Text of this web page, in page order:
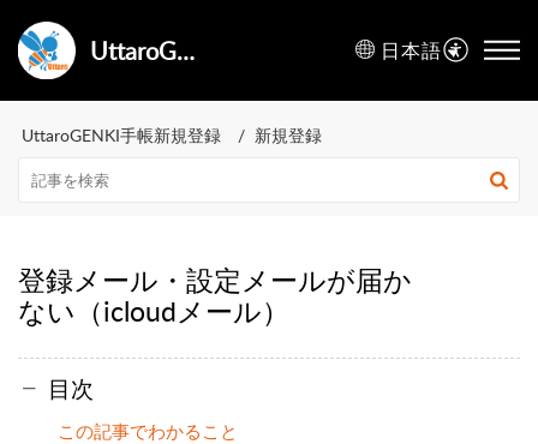
UttaroGENKI手帳ヘルプセンター 日本語
UttaroGENKI手帳新規登録 新規登録
登録メール・設定メールが届か
ない（icloudメール）
目次
この記事でわかること